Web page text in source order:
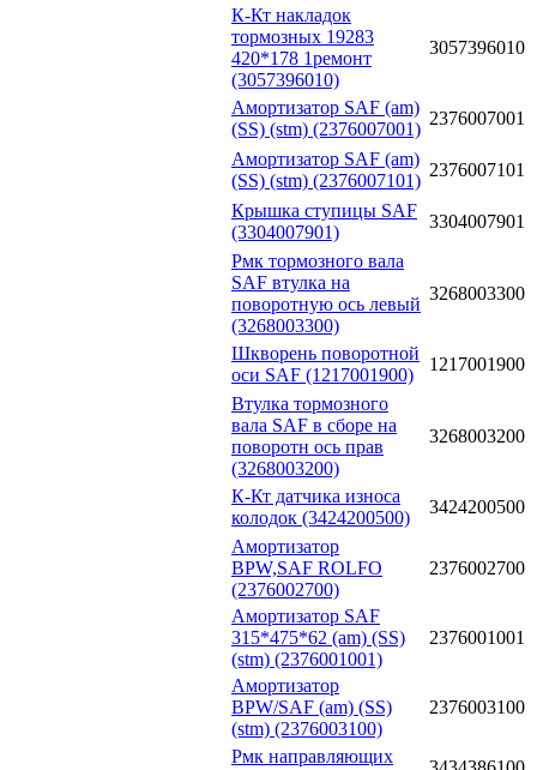
К-Кт накладок
тормозных 19283
420*178 1ремонт
(3057396010)
3057396010
Амортизатор SAF (am)
(SS) (stm) (2376007001)
2376007001
Амортизатор SAF (am)
(SS) (stm) (2376007101)
2376007101
Крышка ступицы SAF
(3304007901)
3304007901
Рмк тормозного вала
SAF втулка на
поворотную ось левый
(3268003300)
3268003300
Шкворень поворотной
оси SAF (1217001900)
1217001900
Втулка тормозного
вала SAF в сборе на
поворотн ось прав
(3268003200)
3268003200
К-Кт датчика износа
колодок (3424200500)
3424200500
Амортизатор
BPW,SAF ROLFO
(2376002700)
2376002700
Амортизатор SAF
315*475*62 (am) (SS)
(stm) (2376001001)
2376001001
Амортизатор
BPW/SAF (am) (SS)
(stm) (2376003100)
2376003100
Рмк направляющих